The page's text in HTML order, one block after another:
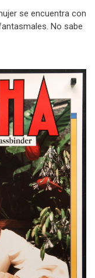
se encuentra con
No sabe